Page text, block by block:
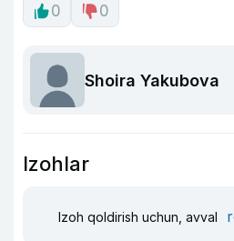
0 0
Shoira Yakubova
Izohlar
Izoh qoldirish uchun, avval